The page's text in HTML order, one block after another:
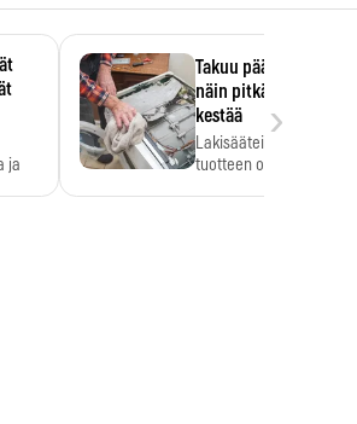
ja
Takuu päättyi,
näin pitkään
kestää
Lakisääteinen
tuotteen oletetun
›